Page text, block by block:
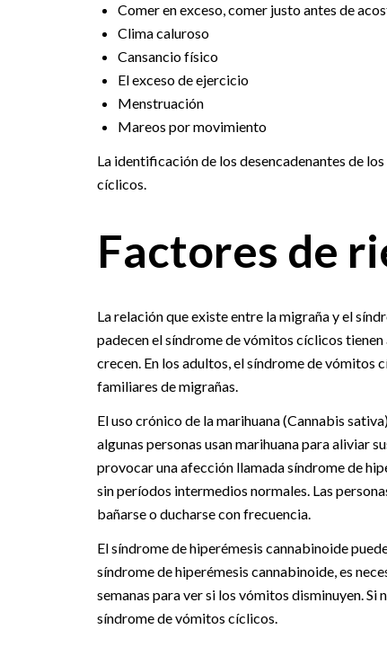
Comer en exceso, comer justo antes de
Clima caluroso
Cansancio físico
El exceso de ejercicio
Menstruación
Mareos por movimiento
La identificación de los desencadenantes de
cíclicos.
Factores de
La relación que existe entre la migraña y el
padecen el síndrome de vómitos cíclicos
crecen. En los adultos, el síndrome de
familiares de migrañas.
El uso crónico de la marihuana (Cannabis
algunas personas usan marihuana para aliviar
provocar una afección llamada síndrome de
sin períodos intermedios normales. Las
bañarse o ducharse con frecuencia.
El síndrome de hiperémesis cannabinoide
síndrome de hiperémesis cannabinoide, es
semanas para ver si los vómitos disminuyen.
síndrome de vómitos cíclicos.